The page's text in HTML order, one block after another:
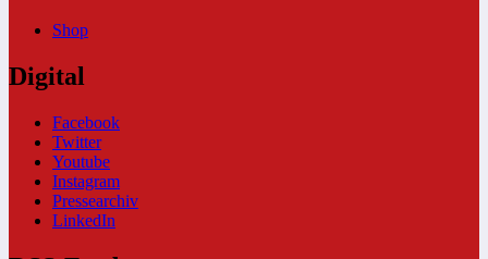
Shop
Digital
Facebook
Twitter
Youtube
Instagram
Pressearchiv
LinkedIn